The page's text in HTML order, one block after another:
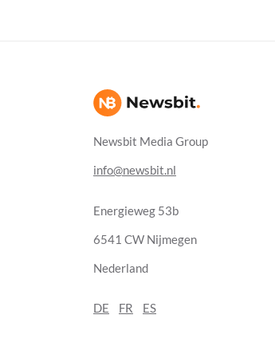
Newsbit Media Group
info@newsbit.nl
Energieweg 53b
6541 CW Nijmegen
Nederland
DE FR ES